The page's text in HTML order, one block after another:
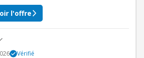
l'offre
Vérifié